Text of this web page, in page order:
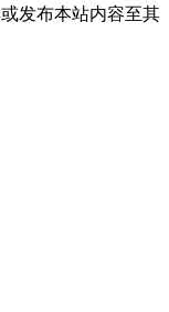
发布本站内容至其